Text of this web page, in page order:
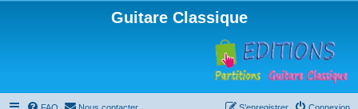
Guitare Classique